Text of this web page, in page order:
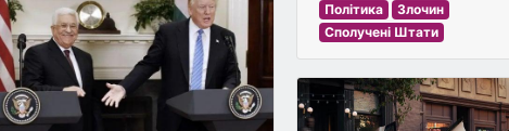
Політика
Злочин
Сполучені Штати